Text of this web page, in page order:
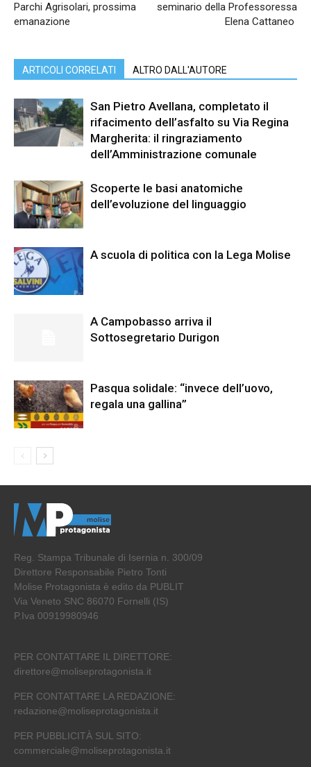
Parchi Agrisolari, prossima
emanazione
seminario della Professoressa
Elena Cattaneo
ARTICOLI CORRELATI ALTRO DALL'AUTORE
San Pietro Avellana, completato il
rifacimento dell’asfalto su Via Regina
Margherita: il ringraziamento
dell’Amministrazione comunale
Scoperte le basi anatomiche
dell’evoluzione del linguaggio
A scuola di politica con la Lega Molise
A Campobasso arriva il
Sottosegretario Durigon
Pasqua solidale: “invece dell’uovo,
regala una gallina”
Reg. Stampa Tribunale di Isernia n. 300/09
Direttore Responsabile Pietro Tonti
Molise Protagonista è edito da PUBLIT
Via Veneto SNC 86070 Fornelli (IS)
P.Iva 00919980946
PER CONTATTARE IL DIRETTORE:
direttore@moliseprotagonista.it
PER CONTATTARE LA REDAZIONE:
redazione@moliseprotagonista.it
PER PUBBLICITÀ SUL SITO:
commerciale@moliseprotagonista.it